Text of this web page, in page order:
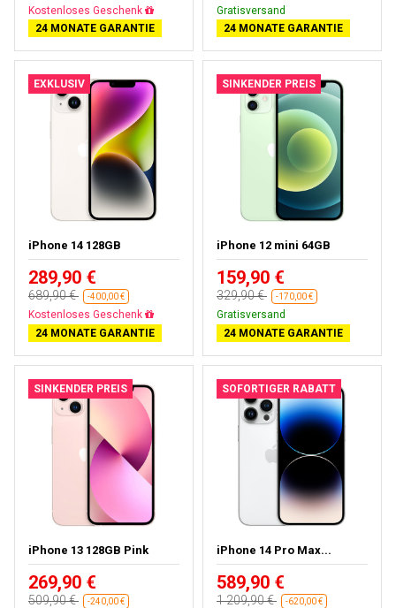
Gratisversand
24 MONATE GARANTIE
Gratisversand
24 MONATE GARANTIE
EXKLUSIV
iPhone 14 128GB
289,90 €
689,90 € -400,00 €
Gratisversand
24 MONATE GARANTIE
SINKENDER PREIS
iPhone 12 mini 64GB
159,90 €
329,90 € -170,00 €
Gratisversand
24 MONATE GARANTIE
SINKENDER PREIS
iPhone 13 128GB Pink
269,90 €
509,90 € -240,00 €
SOFORTIGER RABATT
iPhone 14 Pro Max...
589,90 €
1 209,90 € -620,00 €